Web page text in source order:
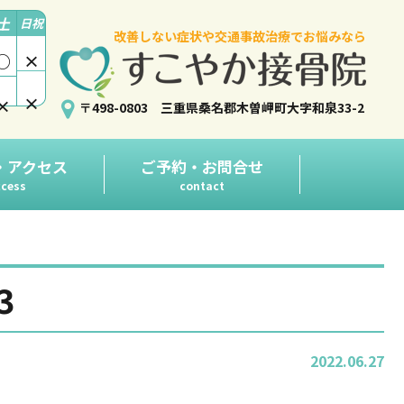
日祝
×
×
改善しない症状や交通事故治療でお悩みなら
〒498-0803 三重県桑名郡木曽岬町大字和泉33-2
アクセス ご予約・お問合せ
contact
2022.06.27